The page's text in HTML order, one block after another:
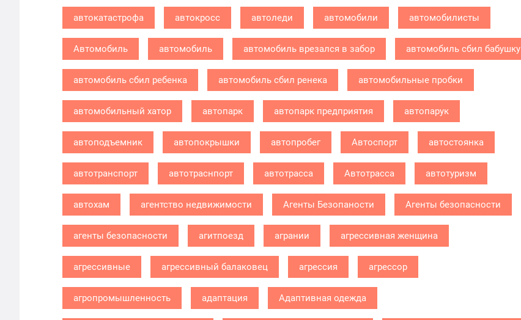
автокатастрофа автокросс автоледи автомобили автомобилисты
Автомобиль автомобиль автомобиль врезался в забор автомобиль сбил бабушку
автомобиль сбил ребенка автомобиль сбил ренека автомобильные пробки
автомобильный хатор автопарк автопарк предприятия автопарук
автоподъемник автопокрышки автопробег Автоспорт автостоянка
автотранспорт автотраснпорт автотрасса Автотрасса автотуризм
автохам агентство недвижимости Агенты Безопаности Агенты безопасности
агенты безопасности агитпоезд агрании агрессивная женщина
агрессивные агрессивный балаковец агрессия агрессор
агропромышленность адаптация Адаптивная одежда